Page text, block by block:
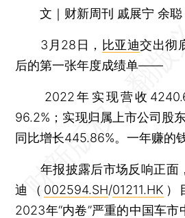
文｜财新周刊 戚展宁 余聪
3月28日， 比亚迪交出彻
后的第一张年度成绩单——
2022年实现营收
96.2%；实现归属上市公司股
同比增长445.86%。一年赚的
年报披露后市场反响正面
迪（ 002594.SH/01211.HK ）
2023年“内卷”严重的中国车